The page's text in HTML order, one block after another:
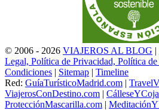
© 2006 - 2026 VIAJEROS AL BLOG |
Legal, Política de Privacidad, Política
Condiciones | Sitemap | Timeline
Red: GuíaTurísticoMadrid.com |
ViajerosConDestino.com |
ProtecciónMascarilla.com |